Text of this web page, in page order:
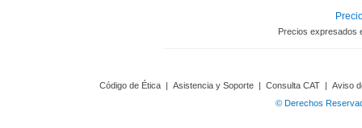
Precios expresados
Código de Ética | Asistencia y Soporte | Consulta CAT | Aviso
© Derechos